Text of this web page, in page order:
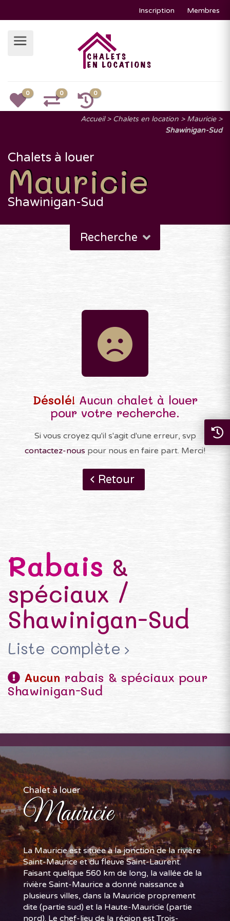
Inscription Membres
0 0 0
Accueil Chalets en location
Mauricie
Shawinigan-Sud
Chalets à louer
Mauricie
Shawinigan-Sud
Recherche
Désolé! Aucun chalet à louer
pour votre recherche.
Si vous croyez qu'il s'agit d'une erreur, svp
contactez-nous pour nous en faire part. Merci!
Retour
Rabais &
spéciaux /
Shawinigan-Sud
Liste complète
Aucun rabais & spéciaux pour
Shawinigan-Sud
Chalet à louer
Mauricie
La Mauricie est située à la jonction de la rivière
Saint-Maurice et du fleuve Saint-Laurent.
Faisant quelque 560 km de long, la vallée de la
rivière Saint-Maurice a donné naissance à
plusieurs villes, dans la Mauricie proprement
dite (partie sud) et la Haute-Mauricie (partie
nord). Le chef-lieu de la région est Trois-